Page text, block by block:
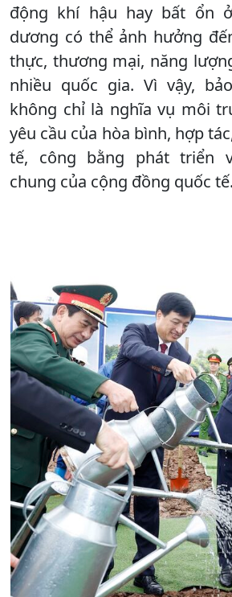
động khí hậu hay bất ổn
dương có thể ảnh hưởng
thực, thương mại, năng
nhiều quốc gia. Vì vậy,
không chỉ là nghĩa vụ môi
yêu cầu của hòa bình, hợp
tế, công bằng phát triển
chung của cộng đồng quốc tế.